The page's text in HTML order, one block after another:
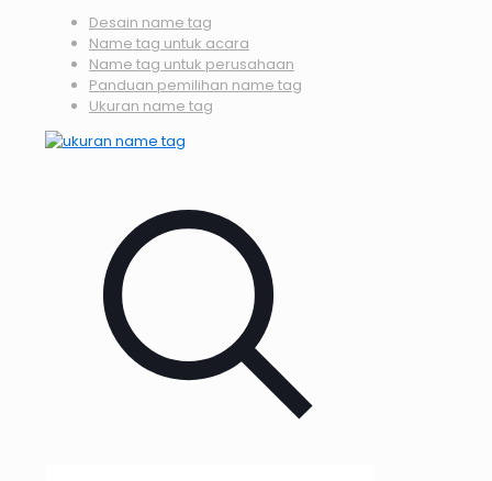
Desain name tag
Name tag untuk acara
Name tag untuk perusahaan
Panduan pemilihan name tag
Ukuran name tag